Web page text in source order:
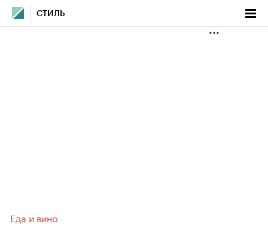
СТИЛЬ
Еда и вино